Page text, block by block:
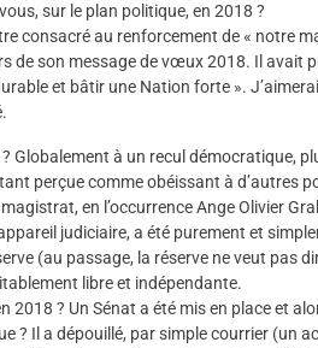
sur le plan politique, en 2018 ?
consacré au renforcement de « notre
de son message de vœux 2018. Il avait
et bâtir une Nation forte ».
Globalement à un recul démocratique,
perçue comme obéissant à d’autres
en l’occurrence Ange Olivier
judiciaire, a été purement et
(au passage, la réserve ne veut pas
libre et indépendante.
2018 ? Un Sénat a été mis en place et
? Il a dépouillé, par simple courrier (un